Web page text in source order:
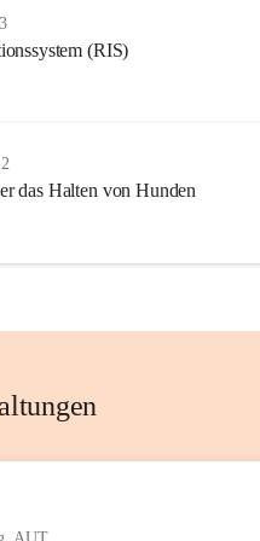
(RIS)
das Halten von Hunden